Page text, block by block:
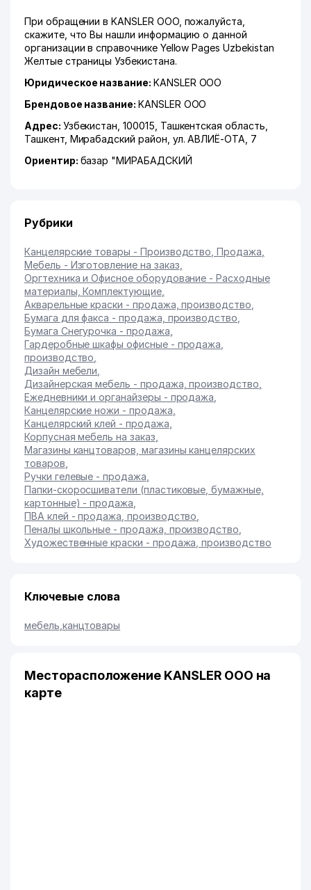
При обращении в KANSLER ООО, пожалуйста,
скажите, что Вы нашли информацию о данной
организации в справочнике Yellow Pages Uzbekistan
Желтые страницы Узбекистана.
Юридическое название: KANSLER ООО
Брендовое название: KANSLER ООО
Адрес: Узбекистан, 100015, Ташкентская область
Ташкент, Мирабадский район ул. АВЛИЁ-ОТА , 7
Ориентир: базар "МИРАБАДСКИЙ
Рубрики
Канцелярские товары - Производство, Продажа
Мебель - Изготовление на заказ
Оргтехника и Офисное оборудование - Расходные
материалы, Комплектующие,
Акварельные краски - продажа, производство
Бумага для факса - продажа, производство
Бумага Снегурочка - продажа
Гардеробные шкафы офисные - продажа,
производство
Дизайн мебели
Дизайнерская мебель - продажа, производство
Ежедневники и органайзеры - продажа
Канцелярские ножи - продажа
Канцелярский клей - продажа
Корпусная мебель на заказ
Магазины канцтоваров, магазины канцелярских
товаров
Ручки гелевые - продажа
Папки-скоросшиватели (пластиковые, бумажные,
картонные) - продажа
ПВА клей - продажа, производство
Пеналы школьные - продажа, производство
Художественные краски - продажа, производство
Ключевые слова
мебель канцтовары
Месторасположение KANSLER ООО на
карте